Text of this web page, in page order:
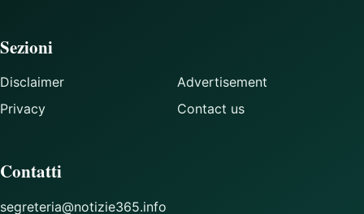
Sezioni
Disclaimer
Privacy
Advertisement
Contact us
Contatti
segreteria@notizie365.info